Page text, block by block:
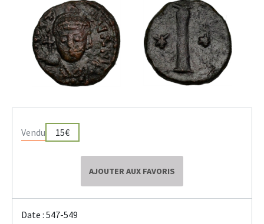
Vendu 15€
AJOUTER AUX FAVORIS
Date : 547-549